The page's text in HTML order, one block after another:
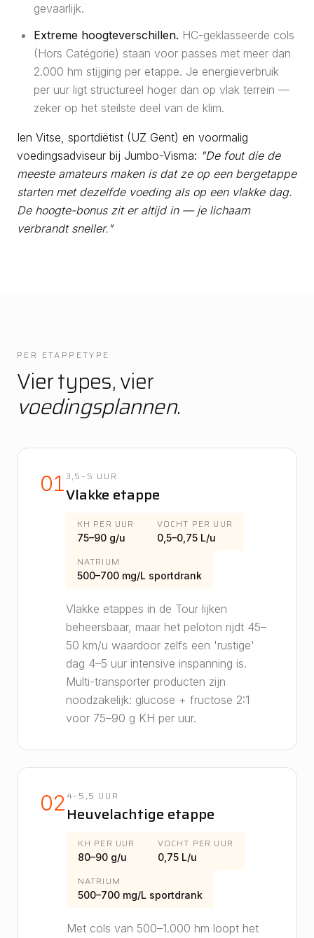
gevaarlijk.
Extreme hoogteverschillen. HC-geklasseerde cols
(Hors Catégorie) staan voor passes met meer dan
2.000 hm stijging per etappe. Je energieverbruik
per uur ligt structureel hoger dan op vlak terrein —
zeker op het steilste deel van de klim.
Ien Vitse, sportdiëtist (UZ Gent) en voormalig
voedingsadviseur bij Jumbo-Visma: "De fout die de
meeste amateurs maken is dat ze op een bergetappe
starten met dezelfde voeding als op een vlakke dag.
De hoogte-bonus zit er altijd in — je lichaam
verbrandt sneller."
PER ETAPPETYPE
Vier types, vier
voedingsplannen.
013,5–5 UUR
Vlakke etappe
KH PER UUR
75–90 g/u
VOCHT PER UUR
0,5–0,75 L/u
NATRIUM
500–700 mg/L sportdrank
Vlakke etappes in de Tour lijken
beheersbaar, maar het peloton rijdt 45–
50 km/u waardoor zelfs een 'rustige'
dag 4–5 uur intensive inspanning is.
Multi-transporter producten zijn
noodzakelijk: glucose + fructose 2:1
voor 75–90 g KH per uur.
024–5,5 UUR
Heuvelachtige etappe
KH PER UUR
80–90 g/u
VOCHT PER UUR
0,75 L/u
NATRIUM
500–700 mg/L sportdrank
Met cols van 500–1.000 hm loopt het